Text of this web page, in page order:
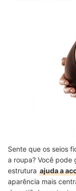
Sente que os seios
a roupa? Você pode
estrutura ajuda a
aparência mais